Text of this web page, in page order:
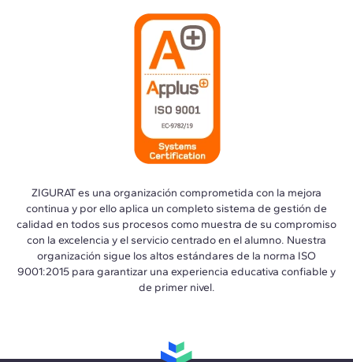
ZIGURAT es una organización comprometida con la mejora
continua y por ello aplica un completo sistema de gestión de
calidad en todos sus procesos como muestra de su compromiso
con la excelencia y el servicio centrado en el alumno. Nuestra
organización sigue los altos estándares de la norma ISO
9001:2015 para garantizar una experiencia educativa confiable y
de primer nivel.